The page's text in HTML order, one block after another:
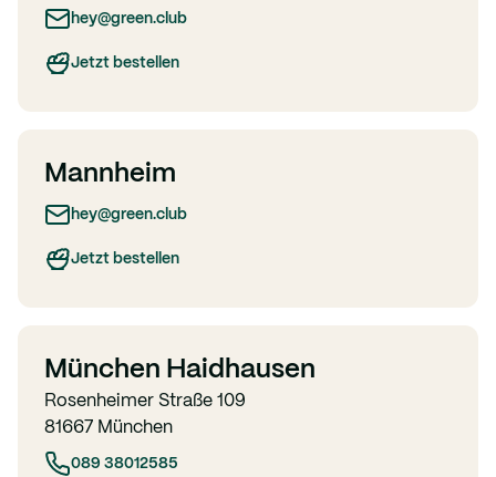
hey@green.club
Jetzt bestellen
Mannheim
hey@green.club
Jetzt bestellen
München Haidhausen
Rosenheimer Straße 109
81667 München
089 38012585